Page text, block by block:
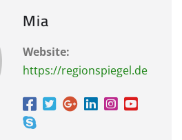
Mia
Website:
https://regionspiegel.de